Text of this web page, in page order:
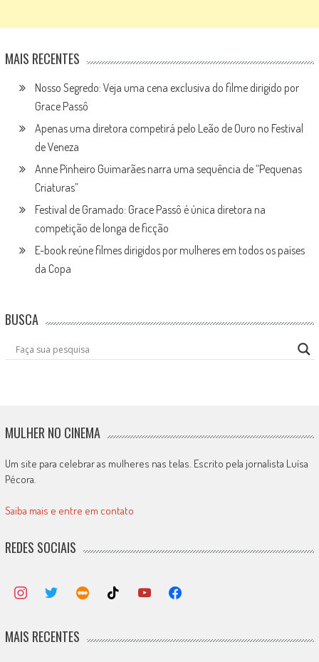
MAIS RECENTES
Nosso Segredo: Veja uma cena exclusiva do filme dirigido por
Grace Passô
Apenas uma diretora competirá pelo Leão de Ouro no Festival
de Veneza
Anne Pinheiro Guimarães narra uma sequência de “Pequenas
Criaturas”
Festival de Gramado: Grace Passô é única diretora na
competição de longa de ficção
E-book reúne filmes dirigidos por mulheres em todos os países
da Copa
BUSCA
MULHER NO CINEMA
Um site para celebrar as mulheres nas telas. Escrito pela jornalista Luísa
Pécora.
Saiba mais e entre em contato
REDES SOCIAIS
MAIS RECENTES